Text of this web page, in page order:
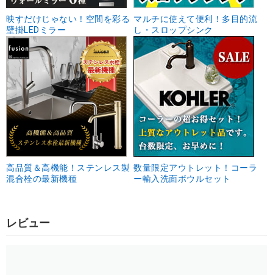
映すだけじゃない！空間を彩る
壁掛LEDミラー
マルチに使えて便利！多目的流
し・スロップシンク
高品質＆高機能！ステンレス製
混合栓の最新機種
数量限定アウトレット！コーラ
ー輸入洗面ボウルセット
レビュー